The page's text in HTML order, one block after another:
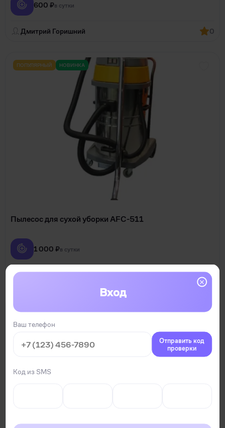
600 ₽в сутки
Дмитрий Горишний 0
ПОПУЛЯРНЫЙ НОВИНКА
Пылесос для сухой уборки AFC-511
1 000 ₽в сутки
0
Вход
Ваш телефон
Отправить код
проверки
Код из SMS